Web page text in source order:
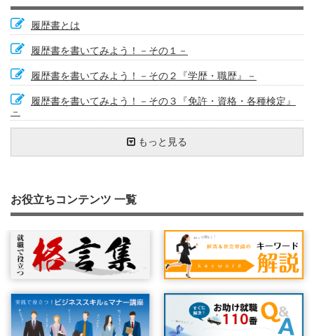
履歴書とは
履歴書を書いてみよう！－その１－
履歴書を書いてみよう！－その２『学歴・職歴』－
履歴書を書いてみよう！－その３『免許・資格・各種検定』
－
履歴書を書いてみよう！－その４『志望動機、特技・趣味・
履歴書を点検しよう① ～履歴書を書く目的を考える～
履歴書を点検しよう② ～自分のトリセツを作る～
履歴書を点検しよう③ ～志望動機を確認する～
履歴書を点検しよう④ ～点検チェックリスト～
職務経歴書の構成（ストーリー）を考える
職務経歴書を書く際の外見（体裁）はどうするか
職務経歴書を書く際にこんな内容・表現は避けましょう
履歴書を送ろう① ～送り状の書き方～
文字量は適度に
パート・アルバイトのための履歴書の書き方①
パート・アルバイトのための履歴書の書き方②
自己分析をやってみよう①
履歴書の基本②
企業情報の見方－ホームページの活用①
企業情報の見方－ホームページの活用②
採用担当者にとって魅力的な履歴書とは
面接につながる履歴書とは
わかりやすく、素直に相手に伝える
志望動機の書き方～文章構成②
履歴書を送るときのひと工夫①
履歴書を送るときのひと工夫②～封筒編
こんな時はどうする？－退職が決まっている場合の履歴書の
書き方②
本人希望欄の書き方②
たくさんの履歴書を効果的に書く方法②
長所、短所欄の書き方
趣味・スポーツ・特技・好きな学科欄の書き方
簡潔に書く技術①
簡潔に書く技術②
志望動機で使えるキーワード①
志望動機を考えてみよう
やる気（モチベーション）をアップする方法①
やる気（モチベーション）をアップする方法②
履歴書書き方質問集① 転職回数が多い場合の履歴書の書き
履歴書書き方質問集② どこまで書いたら大丈夫？
やりたい仕事ができる会社を目指そう①
就職は結婚のようなもの？②
履歴書のはじまり
職務経歴書は自分自身のＰＲ
履歴書と個人情報保護①：個人情報保護法について
履歴書と個人情報保護②：不採用の時の履歴書の扱い
パート・アルバイトの志望動機の書き方①
パソコンの積極的活用②
履歴書の書き方で困ったとき
行政の窓口相談の事例
履歴書写真は見た目に気をつけよう、髪型や服装のポイント
履歴書写真を撮る際のポイント
迫力のある履歴書を書いてみよう
恥ずかしがらず、言い訳をしない
履歴書で重視される項目（パート・アルバイト）
履歴書で重視される項目（正社員）
もっと見る
お役立ちコンテンツ 一覧